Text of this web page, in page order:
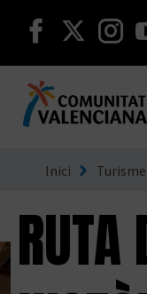
seguir
Inici
RUTA